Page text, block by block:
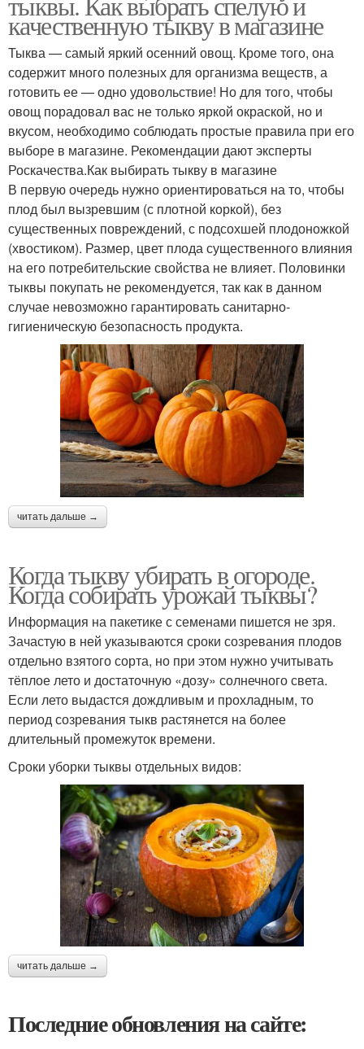
качественную тыкву в магазине
Тыква — самый яркий осенний овощ. Кроме того, она
содержит много полезных для организма веществ, а
готовить ее — одно удовольствие! Но для того, чтобы
овощ порадовал вас не только яркой окраской, но и
вкусом, необходимо соблюдать простые правила при его
выборе в магазине. Рекомендации дают эксперты
Роскачества.Как выбирать тыкву в магазине
В первую очередь нужно ориентироваться на то, чтобы
плод был вызревшим (с плотной коркой), без
существенных повреждений, с подсохшей плодоножкой
(хвостиком). Размер, цвет плода существенного влияния
на его потребительские свойства не влияет. Половинки
тыквы покупать не рекомендуется, так как в данном
случае невозможно гарантировать санитарно-
гигиеническую безопасность продукта.
читать дальше →
Когда тыкву убирать в огороде.
Когда собирать урожай тыквы?
Информация на пакетике с семенами пишется не зря.
Зачастую в ней указываются сроки созревания плодов
отдельно взятого сорта, но при этом нужно учитывать
тёплое лето и достаточную «дозу» солнечного света.
Если лето выдастся дождливым и прохладным, то
период созревания тыкв растянется на более
длительный промежуток времени.
Сроки уборки тыквы отдельных видов:
читать дальше →
Последние обновления на сайте: